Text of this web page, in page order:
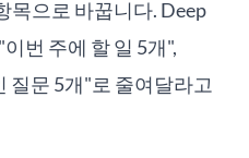
목으로 바꿉니다. Deep
번 주에 할 일 5개",
질문 5개"로 줄여달라고